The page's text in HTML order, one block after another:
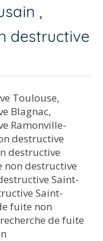
,
destructive
Toulouse,
Blagnac,
Ramonville-
destructive
destructive
non destructive
Saint-
Saint-
fuite non
recherche de fuite